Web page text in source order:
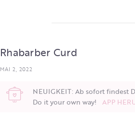
Rhabarber Curd
MAI 2, 2022
NEUIGKEIT: Ab sofort findest
Do it your own way! APP